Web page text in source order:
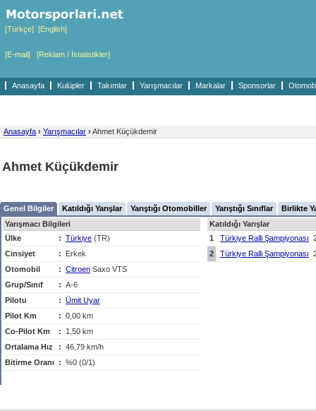
[Türkçe] [English]
[E-mail] [Reklam / İstatistikler]
Anasayfa Kulüpler Takımlar Yarışmacılar Markalar Sponsorlar
Anasayfa › Yarışmacılar › Ahmet Küçükdemir
Ahmet Küçükdemir
Genel Bilgiler Katıldığı Yarışlar Yarıştığı Otomobiller Yarıştığı Sınıflar
Birlikte
Yarışmacı Bilgileri
Ülke
: Türkiye (TR)
Cinsiyet
:
Erkek
Otomobil
: Citroen Saxo VTS
Grup/Sınıf
: A-6
Pilotu
: Ümit Uyar
Pilot Km
: 0,00 km
Co-Pilot Km
:
1,50 km
Ortalama Hız
: 46,79 km/h
Bitirme Oranı : %0 (0/1)
Katıldığı Yarışlar
1
Türkiye Ralli Şampiyonası
2
Türkiye Ralli Şampiyonası